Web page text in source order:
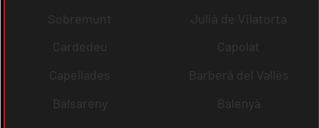
Sobremunt
Julià de Vilatorta
Cardedeu
Capolat
Capellades
Barberà del Vallès
Balsareny
Balenyà